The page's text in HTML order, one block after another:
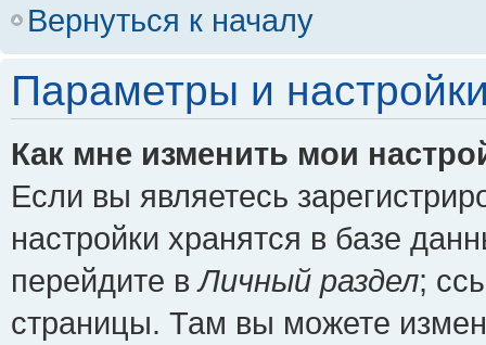
Вернуться к началу
Параметры и
Как мне изменить мои
Если вы являетесь
настройки хранятся в базе
перейдите вЛичный раздел;
страницы. Там вы можете